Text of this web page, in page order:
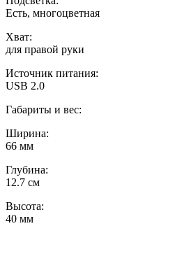
Есть, многоцветная
Хват:
для правой руки
Источник питания:
USB 2.0
Габариты и вес:
Ширина:
66 мм
Глубина:
12.7 см
Высота:
40 мм